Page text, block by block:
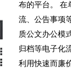
布的平台。 在
流、公告事项
质公文办公模
归档等电子化
利用快速而廉